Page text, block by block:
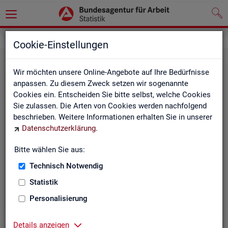
Cookie-Einstellungen
Wir möchten unsere Online-Angebote auf Ihre Bedürfnisse
anpassen. Zu diesem Zweck setzen wir sogenannte
Cookies ein. Entscheiden Sie bitte selbst, welche Cookies
Sie zulassen. Die Arten von Cookies werden nachfolgend
beschrieben. Weitere Informationen erhalten Sie in unserer
Datenschutzerklärung.
Bitte wählen Sie aus:
Technisch Notwendig
Statistik
Personalisierung
Details anzeigen
Der Bericht gibt einen Überblick über die aktuelle
Entwicklung am Arbeits- und Ausbildungsmarkt in